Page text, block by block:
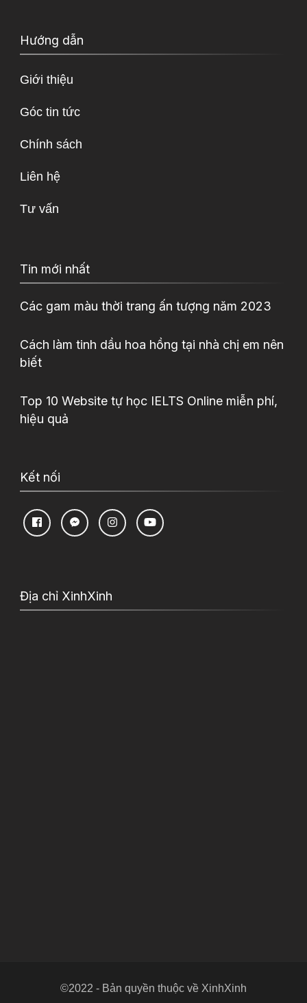
Hướng dẫn
Giới thiệu
Góc tin tức
Chính sách
Liên hệ
Tư vấn
Tin mới nhất
Các gam màu thời trang ấn tượng năm 2023
Cách làm tinh dầu hoa hồng tại nhà chị em nên
biết
Top 10 Website tự học IELTS Online miễn phí,
hiệu quả
Kết nối
Địa chỉ XinhXinh
©2022 - Bản quyền thuộc về XinhXinh